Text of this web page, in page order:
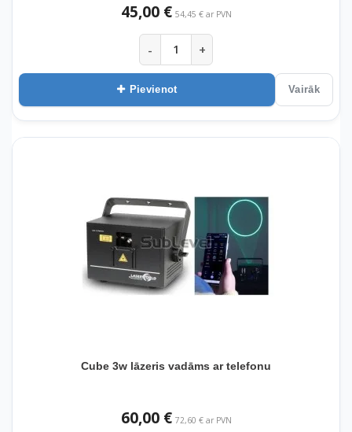
45,00 € 54,45 € ar PVN
- +
Pievienot Vairāk
Cube 3w lāzeris vadāms ar telefonu
60,00 € 72,60 € ar PVN